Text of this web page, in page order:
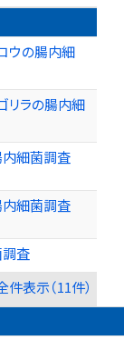
ウの腸内細
リラの腸内細
細菌調査
細菌調査
査
件表示（11件）